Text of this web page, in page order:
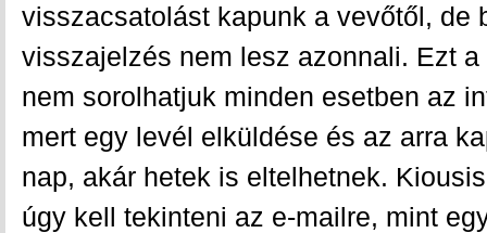
visszacsatolást kapunk a vevőtől, de
visszajelzés nem lesz azonnali. Ezt
nem sorolhatjuk minden esetben az
mert egy levél elküldése és az arra
nap, akár hetek is eltelhetnek.
úgy kell tekinteni az e-mailre, mint